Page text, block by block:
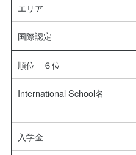
エリア
国際認定
順位 ６位
International School名
入学金